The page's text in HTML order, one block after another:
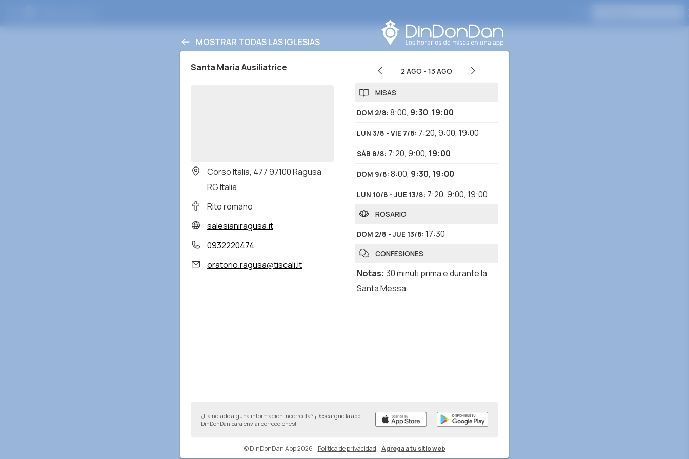
MOSTRAR TODAS LAS IGLESIAS
Santa Maria Ausiliatrice
Corso Italia, 477 97100 Ragusa
RG Italia
Rito romano
salesianiragusa.it
0932220474
oratorio.ragusa@tiscali.it
2 AGO - 13 AGO
MISAS
DOM 2/8: 8:00, 9:30, 19:00
LUN 3/8 - VIE 7/8: 7:20, 9:00, 19:00
SÁB 8/8: 7:20, 9:00, 19:00
DOM 9/8: 8:00, 9:30, 19:00
LUN 10/8 - JUE 13/8: 7:20, 9:00, 19:00
ROSARIO
DOM 2/8 - JUE 13/8: 17:30
CONFESIONES
Notas: 30 minuti prima e durante la
Santa Messa
¿Ha notado alguna información incorrecta? ¡Descargue la app
DinDonDan para enviar correcciones!
© DinDonDan App 2026– Política de privacidad–Agrega a tu sitio web